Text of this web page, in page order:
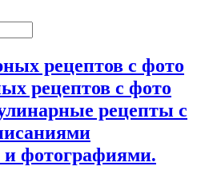
рецептов с фото
рецепты с
и фотографиями.